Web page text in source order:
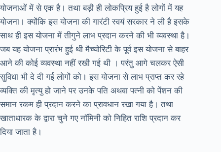
योजनाओं में से एक है। तथा बड़ी ही लोकप्रिय हुई है लोगों में यह
योजना। क्योंकि इस योजना की गारंटी स्वयं सरकार ने ली है इसके
साथ ही इस योजना में तीगुने लाभ प्रदान करने की भी व्यवस्था है।
जब यह योजना प्रारंभ हुई थी मैच्योरिटी के पूर्व इस योजना से बाहर
आने की कोई व्यवस्था नहीं रखी गई थी । परंतु आगे चलकर ऐसी
सुविधा भी दे दी गई लोगों को। इस योजना से लाभ प्राप्त कर रहे
व्यक्ति की मृत्यु हो जाने पर उनके पति अथवा पत्नी को पेंशन की
समान रकम ही प्रदान करने का प्रावधान रखा गया है। तथा
खाताधारक के द्वारा चुने गए नॉमिनी को निहित राशि प्रदान कर
दिया जाता है।